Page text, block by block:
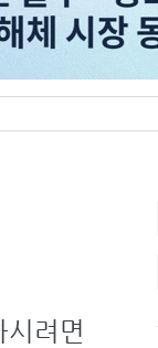
려면